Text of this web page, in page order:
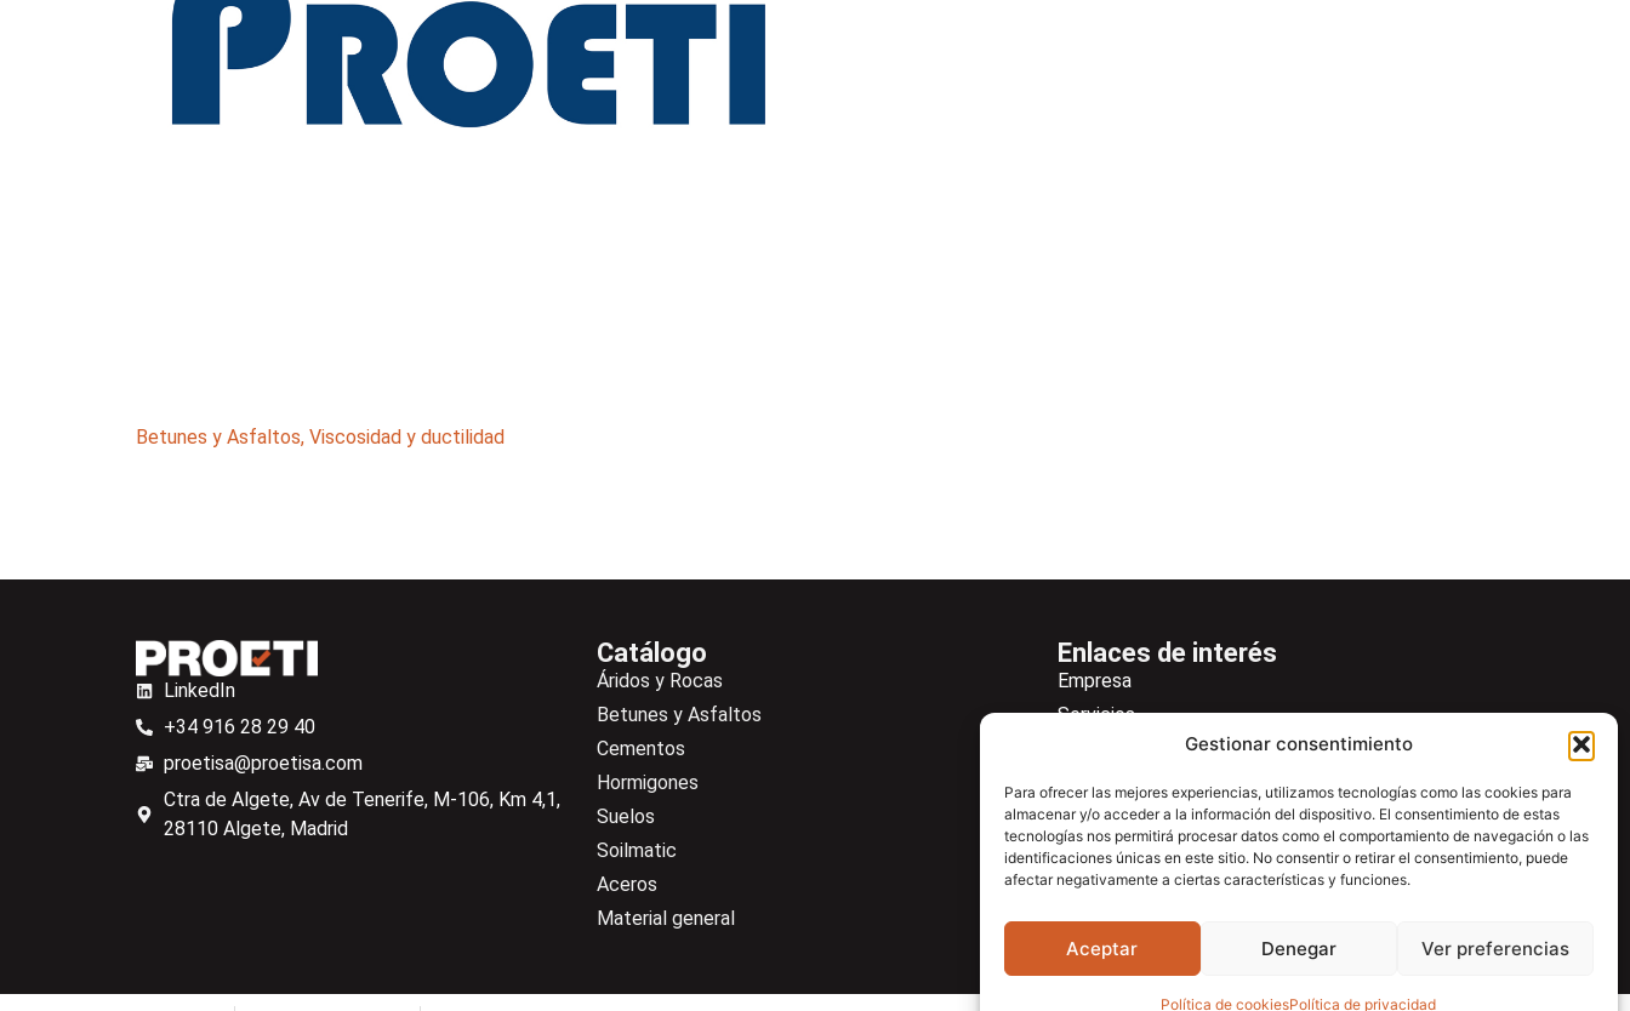
Gestionar consentimiento
Para ofrecer las mejores experiencias, utilizamos tecnologías como las cookies para
almacenar y/o acceder a la información del dispositivo. El consentimiento de estas
tecnologías nos permitirá procesar datos como el comportamiento de navegación o las
identificaciones únicas en este sitio. No consentir o retirar el consentimiento, puede
afectar negativamente a ciertas características y funciones.
Aceptar Denegar Ver preferencias
Política de cookiesPolítica de privacidad
Betunes y Asfaltos, Viscosidad y ductilidad
LinkedIn
+34 916 28 29 40
proetisa@proetisa.com
Ctra de Algete, Av de Tenerife, M-106, Km 4,1,
28110 Algete, Madrid
Catálogo
Áridos y Rocas
Betunes y Asfaltos
Cementos
Hormigones
Suelos
Soilmatic
Aceros
Material general
Enlaces de interés
Empresa
Servicios
Newsletter
Descargas
Contacto
Centro de ayuda